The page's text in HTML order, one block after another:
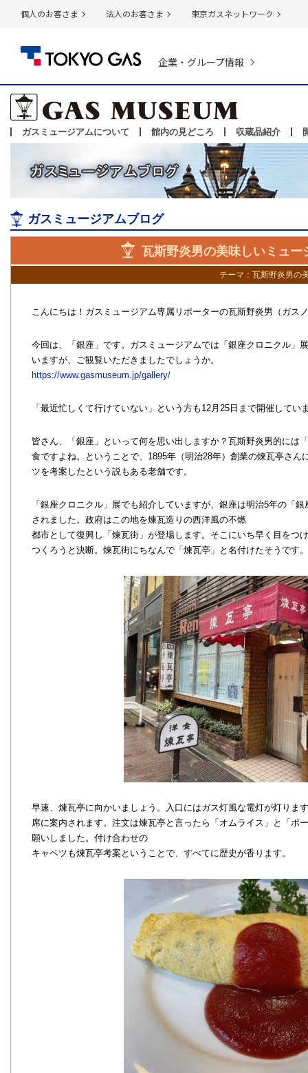
個人のお客さま 法人のお客さま 東京ガスネットワーク
企業・グループ情報
ガスミュージアムについて 館内の見どころ 収蔵品紹介
ガスミュージアムブログ
瓦斯野炎男の美味しいミュー
テーマ： 瓦斯野炎男の
こんにちは！ガスミュージアム専属リポーターの瓦斯野炎男（ガス
今回は、「銀座」です。ガスミュージアムでは「銀座クロニクル」
いますが、ご観覧いただきましたでしょうか。
https://www.gasmuseum.jp/gallery/
「最近忙しくて行けていない」という方も12月25日まで開催して
皆さん、「銀座」といって何を思い出しますか？瓦斯野炎男的には
食ですよね。ということで、1895年（明治28年）創業の煉瓦亭さ
ツを考案したという説もある老舗です。
「銀座クロニクル」展でも紹介していますが、銀座は明治5年の「
されました。政府はこの地を煉瓦造りの西洋風の不燃
都市として復興し「煉瓦街」が登場します。そこにいち早く目をつ
つくろうと決断。煉瓦街にちなんで「煉瓦亭」と名付けたそうです。
早速、煉瓦亭に向かいましょう。入口にはガス灯風な電灯が灯りま
席に案内されます。注文は煉瓦亭と言ったら「オムライス」と「ポ
願いしました。付け合わせの
キャベツも煉瓦亭考案ということで、すべてに歴史が香ります。